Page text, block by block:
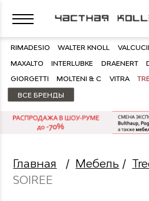
RIMADESIO WALTER KNOLL
MAXALTO INTERLUBKE DRAENERT
GIORGETTI MOLTENI & C VITRA
ВСЕ БРЕНДЫ
Главная / Мебель /
SOIREE